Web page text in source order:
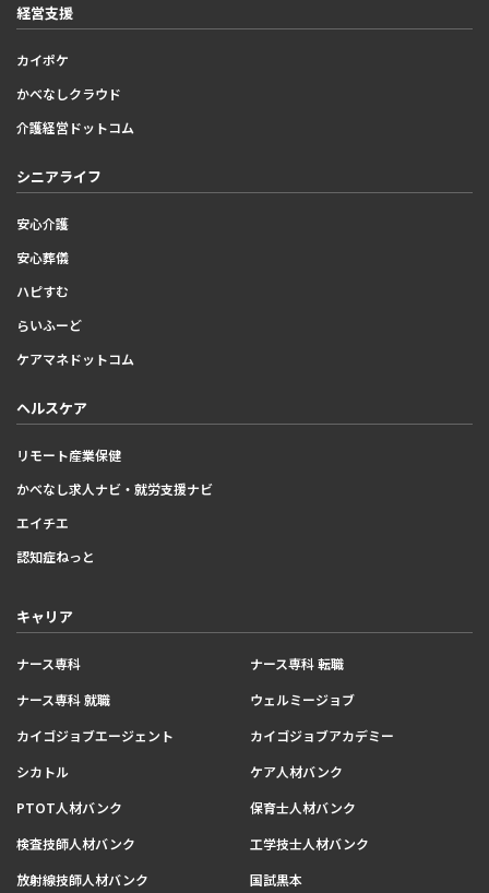
経営支援
カイポケ
かべなしクラウド
介護経営ドットコム
シニアライフ
安心介護
安心葬儀
ハピすむ
らいふーど
ケアマネドットコム
ヘルスケア
リモート産業保健
かべなし求人ナビ・就労支援ナビ
エイチエ
認知症ねっと
キャリア
ナース専科
ナース専科 転職
ナース専科 就職
ウェルミージョブ
カイゴジョブエージェント
カイゴジョブアカデミー
シカトル
ケア人材バンク
PTOT人材バンク
保育士人材バンク
検査技師人材バンク
工学技士人材バンク
放射線技師人材バンク
国試黒本